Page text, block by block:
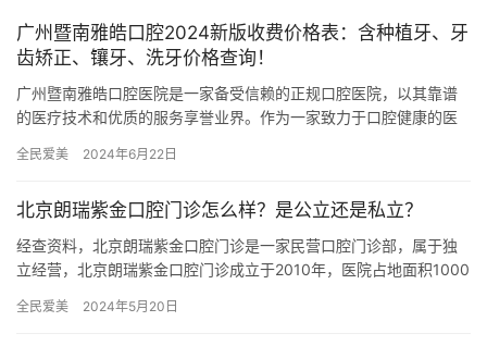
广州暨南雅皓口腔2024新版收费价格表：含种植牙、牙
齿矫正、镶牙、洗牙价格查询！
广州暨南雅皓口腔医院是一家备受信赖的正规口腔医院，以其靠谱
的医疗技术和优质的服务享誉业界。作为一家致力于口腔健康的医
务，致力…
全民爱美 2024年6月22日
北京朗瑞紫金口腔门诊怎么样？是公立还是私立？
经查资料，北京朗瑞紫金口腔门诊是一家民营口腔门诊部，属于独
立经营，北京朗瑞紫金口腔门诊成立于2010年，医院占地面积1000
全民爱美 2024年5月20日